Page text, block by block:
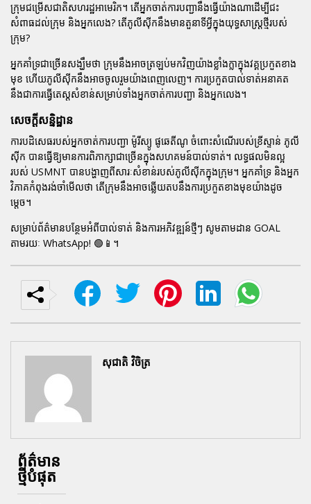
ក្រុមជម្រើសជាតិសហរដ្ឋអាមេរិក។ តើអ្នកចាត់ការបញ្ជានឹងធ្វើយ៉ាងណាដើម្បីជះ
សំពាធដល់ក្រុម និងអ្នកលេង? តើភូលីស៊ីកនឹងមានតួនាទីអ្វីក្នុងយុទ្ធសាស្ត្រថ្មីរបស់
ក្រុម?
អ្នកគាំទ្រជាច្រើនសង្ឃឹមថា ក្រុមនឹងអាចត្រឡប់មកវិញយ៉ាងខ្លាំងក្លាក្នុងវគ្គប្រកួតខាង
មុខ ហើយភូលីស៊ីកនឹងអាចចូលរួមយ៉ាងពេញលេញ។ ការប្រកួតបាល់ទាត់អនាគត
នឹងជាការធ្វើតេស្តសំខាន់សម្រាប់ទាំងអ្នកចាត់ការបញ្ជា និងអ្នកលេង។
សេចក្តីសន្និដ្ឋាន
ការបដិសេធរបស់អ្នកចាត់ការបញ្ជា ម៉ូរីស្យូ ផូឆេតីណូ ចំពោះសំណើរបស់ខ្រីស្ទាន់ ភូលី
ស៊ីក បានធ្វើឱ្យមានការពិភាក្សាជាច្រើនក្នុងសហគមន៍បាល់ទាត់។ លទ្ធផលមិនល្អ
របស់ USMNT បានបង្ហាញពីសារៈសំខាន់របស់ភូលីស៊ីកក្នុងក្រុម។ អ្នកគាំទ្រ និងអ្នក
វិភាគកំពុងរង់ចាំមើលថា តើក្រុមនឹងអាចឆ្លើយតបនឹងការប្រកួតខាងមុខយ៉ាងដូច
ម្តេច។
សម្រាប់ព័ត៌មានបន្ថែមអំពីបាល់ទាត់ និងការអភិវឌ្ឍន៍ថ្មីៗ សូមតាមដាន GOAL
តាមរយៈ WhatsApp! 🟢📱។
សុជាតិ វិចិត្រ
ព័ត៌មាន
ថ្មីបំផុត